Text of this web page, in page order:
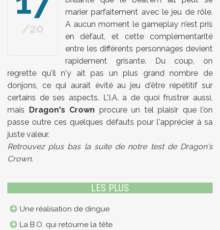
20
marier parfaitement avec le jeu de rôle.
A aucun moment le gameplay n’est pris
en défaut, et cette complémentarité
entre les différents personnages devient
rapidement grisante. Du coup, on
regrette qu'il n'y ait pas un plus grand nombre de
donjons, ce qui aurait évité au jeu d'être répétitif sur
certains de ses aspects. L'I.A. a de quoi frustrer aussi,
mais
Dragon's Crown procure un tel plaisir que l'on
passe outre ces quelques défauts pour l'apprécier à sa
juste valeur.
Retrouvez plus bas la suite de notre test de Dragon's
Crown.
LES PLUS
Une réalisation de dingue
La B.O. qui retourne la tête